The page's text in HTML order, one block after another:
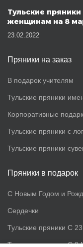
Тульские
женщинам на 8
23.02.2022
Пряники на заказ
В подарок учителям
Тульские пряники
Корпоративные
Тульские пряники с
Тульские пряники
Пряники в подарок
С Новым Годом и
Сердечки
Тульские пряники С
Тульские пряники С 8